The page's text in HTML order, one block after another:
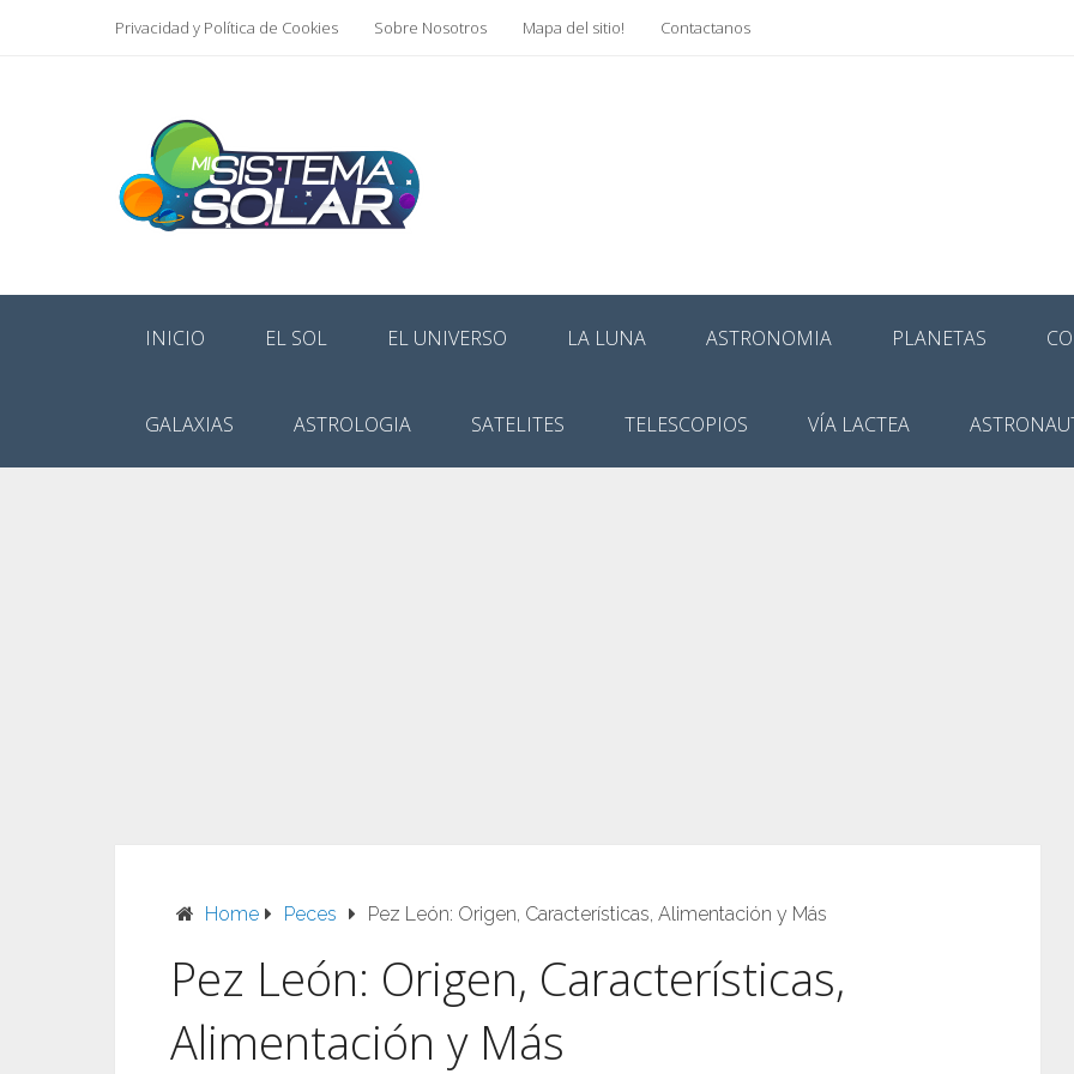
Privacidad y Política de Cookies Sobre Nosotros Mapa del sitio! Contactanos
INICIO EL SOL EL UNIVERSO LA LUNA ASTRONOMIA PLANETAS
GALAXIAS ASTROLOGIA SATELITES TELESCOPIOS VÍA LACTEA
Home Peces Pez León: Origen, Características, Alimentación y Más
Pez León: Origen, Características,
Alimentación y Más